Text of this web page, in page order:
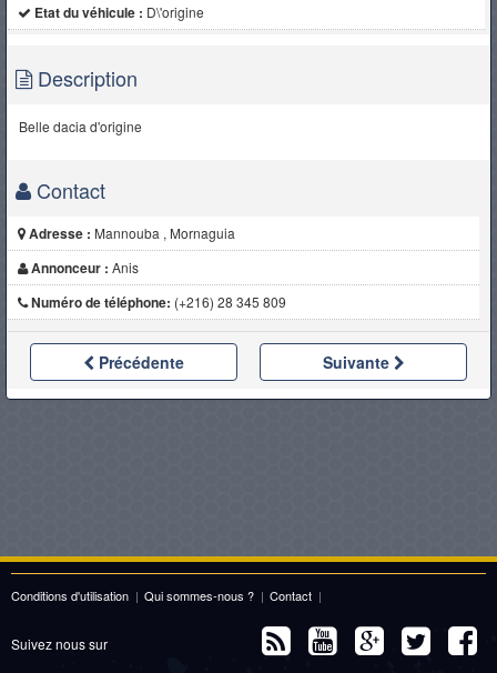
Etat du véhicule : D\'origine
Description
Belle dacia d'origine
Contact
Adresse : Mannouba , Mornaguia
Annonceur : Anis
Numéro de téléphone: (+216) 28 345 809
Précédente Suivante
Conditions d'utilisation | Qui sommes-nous ? | Contact |
Suivez nous sur